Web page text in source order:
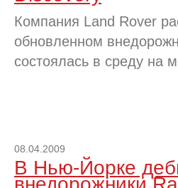
Компания Land Rover
обновленном
состоялась в среду на
08.04.2009
В Нью-Йорке